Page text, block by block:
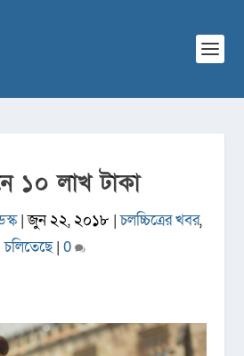
১০ লাখ টাকা
|জুন ২২, ২০১৮ |চলচ্চিত্রের খবর,
চলিতেছে| 0